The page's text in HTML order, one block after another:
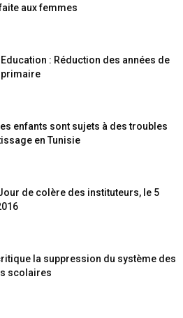
aux femmes
: Réduction des années de
enfants sont sujets à des troubles
en Tunisie
de colère des instituteurs, le 5
critique la suppression du système des
scolaires